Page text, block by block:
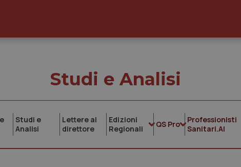
Studi e Analisi
Studi e
Analisi
Lettere al
direttore
Edizioni
Regionali
QS Pro
Professionisti
Sanitari.AI